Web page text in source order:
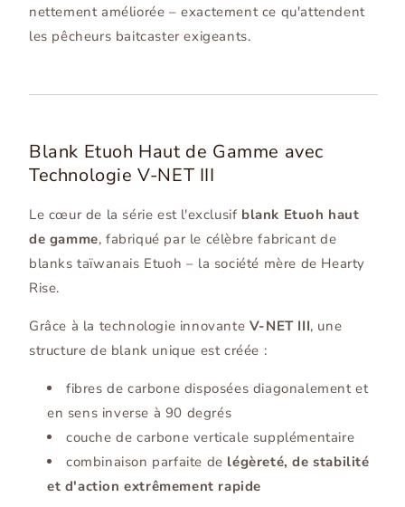
nettement améliorée – exactement ce qu'attendent
les pêcheurs baitcaster exigeants.
Blank Etuoh Haut de Gamme avec
Technologie V-NET III
Le cœur de la série est l'exclusif blank Etuoh haut
de gamme, fabriqué par le célèbre fabricant de
blanks taïwanais Etuoh – la société mère de Hearty
Rise.
Grâce à la technologie innovante V-NET III, une
structure de blank unique est créée :
fibres de carbone disposées diagonalement et
en sens inverse à 90 degrés
couche de carbone verticale supplémentaire
combinaison parfaite de légèreté, de stabilité
et d'action extrêmement rapide